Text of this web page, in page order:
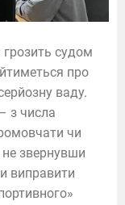
судом
про
ваду.
з числа
чи
звернувши
виправити